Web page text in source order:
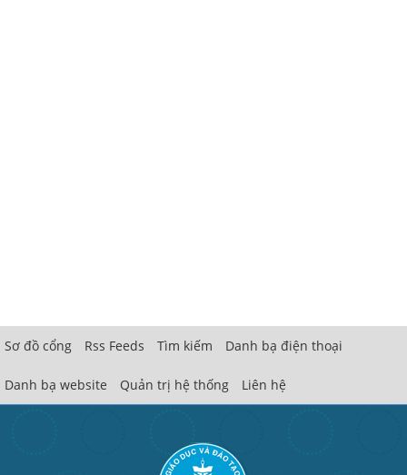
Sơ đồ cổng Rss Feeds Tìm kiếm Danh bạ điện thoại
Danh bạ website Quản trị hệ thống Liên hệ